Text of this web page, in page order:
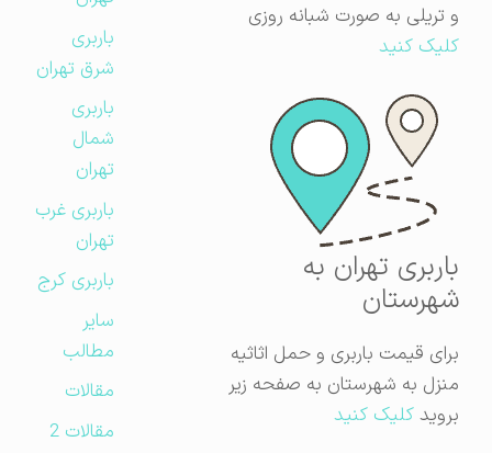
و تریلی به صورت شبانه روزی
کلیک کنید
باربری تهران به
شهرستان
برای قیمت باربری و حمل اثاثیه
منزل به شهرستان به صفحه زیر
برویدکلیک کنید
باربری
شرق تهران
باربری
شمال
تهران
باربری غرب
تهران
باربری کرج
مطالب
مقالات
مقالات 2